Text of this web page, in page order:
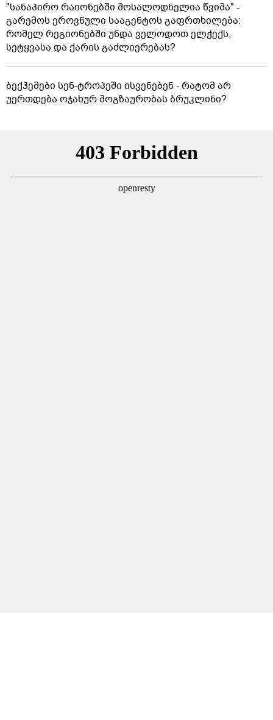
"სანაპირო რაიონებში მოსალოდნელია წვიმა" -
გარემოს ეროვნული სააგენტოს გაფრთხილება:
რომელ რეგიონებში უნდა ველოდოთ ელჭექს,
სეტყვასა და ქარის გაძლიერებას?
ბექჰემები სენ-ტროპეში ისვენებენ - რატომ არ
უერთდება ოჯახურ მოგზაურობას ბრუკლინი?